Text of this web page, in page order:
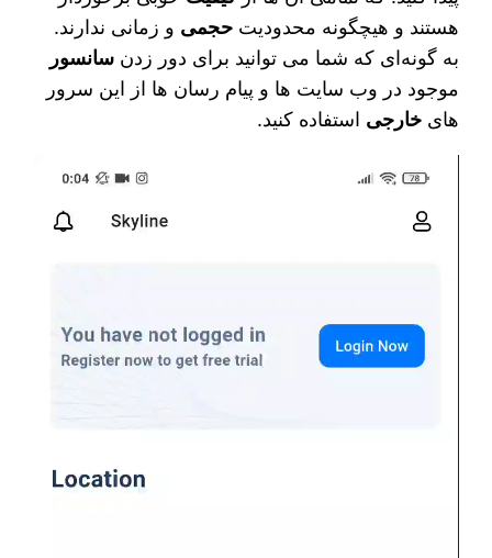
هستند و هیچگونه محدودیتحجمی و زمانی ندارند.
به گونه‌ای که شما می‌ توانید برای دور زدنسانسور
موجود در وب سایت‌ ها و پیام رسان‌ ها از این سرور
هایخارجی استفاده کنید.
نمایشگر